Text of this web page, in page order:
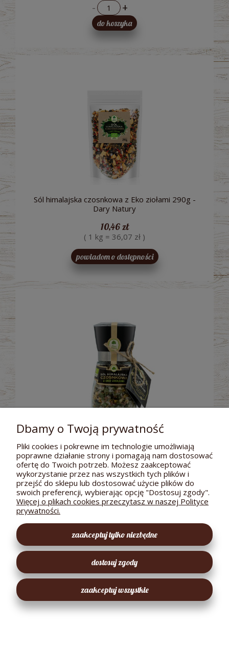
- +
do koszyka
Sól himalajska czosnkowa z Eko ziołami 290g -
Dary Natury
10,46 zł
( 1 kg = 36,07 zł )
powiadom o dostępności
Sól himalajska czosnkowa z Eko ziołami młynek
160g - Dary Natury
22,65 zł
- +
do koszyka
Dbamy o Twoją prywatność
Pliki cookies i pokrewne im technologie umożliwiają
poprawne działanie strony i pomagają nam dostosować
ofertę do Twoich potrzeb. Możesz zaakceptować
wykorzystanie przez nas wszystkich tych plików i
przejść do sklepu lub dostosować użycie plików do
swoich preferencji, wybierając opcję "Dostosuj zgody".
Więcej o plikach cookies przeczytasz w naszej Polityce
prywatności.
zaakceptuj tylko niezbędne
dostosuj zgody
zaakceptuj wszystkie